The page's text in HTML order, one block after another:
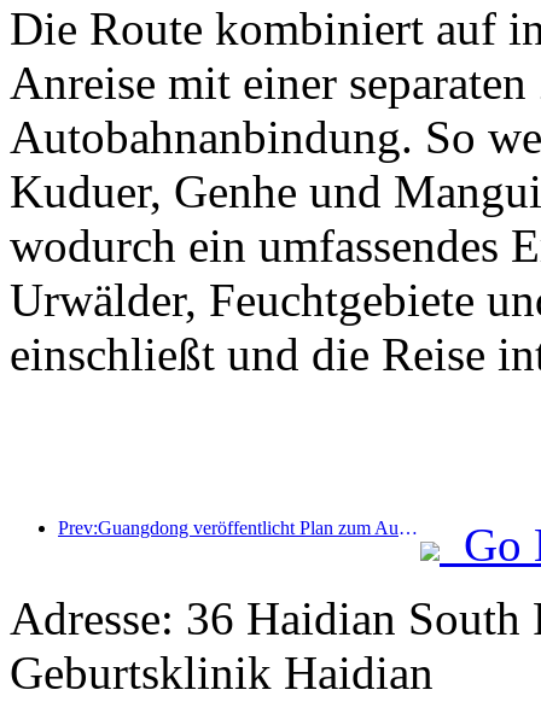
Die Route kombiniert auf
Anreise mit einer
Autobahnanbindung. So
Kuduer, Genhe und
wodurch ein umfassendes
Urwälder, Feuchtgebiete
einschließt und die Reise
Prev:Guangdong veröffentlicht Plan zum Ausbau der Kapazitäten im Dienstleistungssektor, um die Greater Bay Area zu einem erstklassigen Touristenziel zu entwickeln
Go
Adresse: 36 Haidian South
Geburtsklinik Haidian